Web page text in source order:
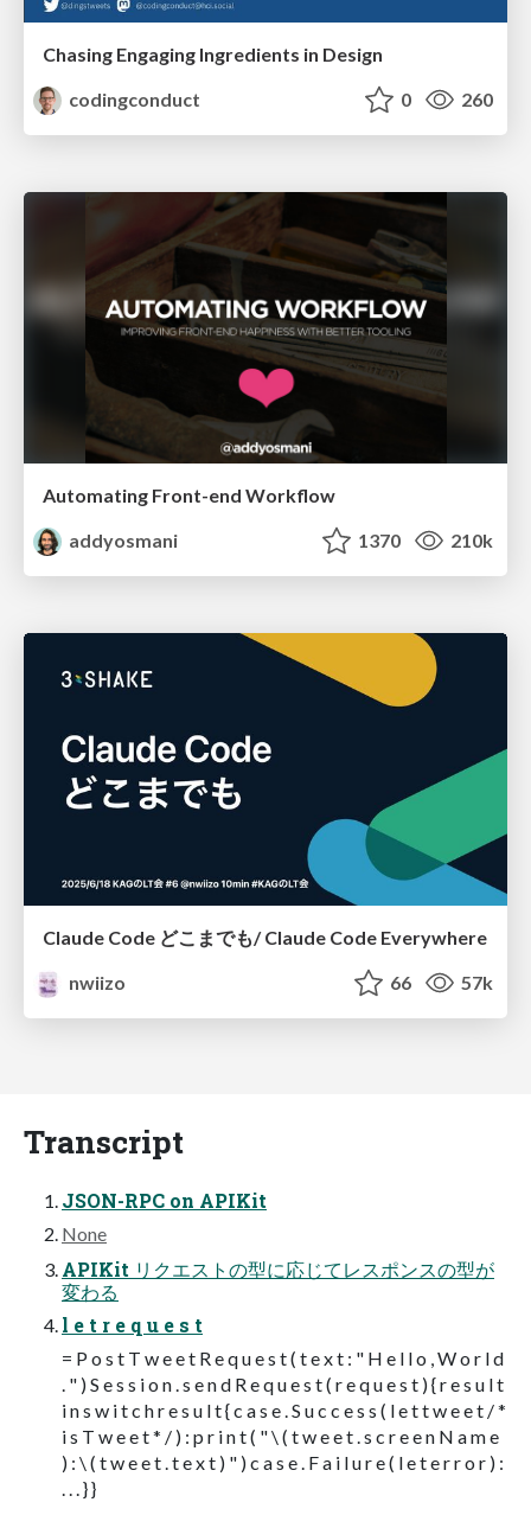
Chasing Engaging Ingredients in Design
codingconduct
0 260
Automating Front-end Workflow
addyosmani
1370 210k
Claude Code どこまでも/ Claude Code Everywhere
nwiizo
66 57k
Transcript
JSON-RPC on APIKit
None
APIKit リクエストの型に応じてレスポンスの型が
変わる
l e t r e q u e s t
= P o s t T w e e t R e q u e s t ( t e x t : " H e l l o , W o r l d
. " ) S e s s i o n . s e n d R e q u e s t ( r e q u e s t ) { r e s u l t
i n s w i t c h r e s u l t { c a s e . S u c c e s s ( l e t t w e e t / *
i s T w e e t * / ) : p r i n t ( " \ ( t w e e t . s c r e e n N a m e
) : \ ( t w e e t . t e x t ) " ) c a s e . F a i l u r e ( l e t e r r o r ) :
. . . } }